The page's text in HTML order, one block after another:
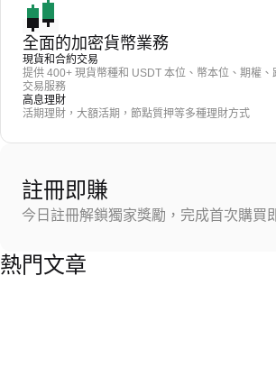
全面的加密貨幣業務
現貨和合約交易
提供 400+ 現貨幣種和 USDT 本位、幣本位、期權
交易服務
高息理財
活期理財，大額活期，節點質押等多種理財方式
註冊即賺
今日註冊解鎖獨家獎勵，完成首次購買
熱門文章